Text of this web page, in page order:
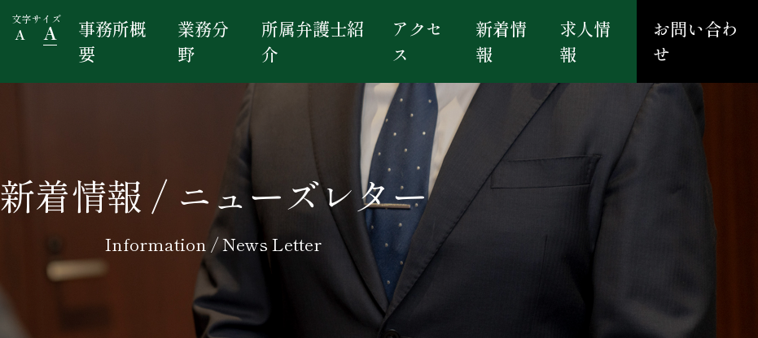
文字サイズ
A A
事務所概
要
業務分
野
所属弁護士紹
介
アクセ
ス
新着情
報
求人情
報
お問い合わ
せ
新着情報 / ニューズレター
Information / News Letter